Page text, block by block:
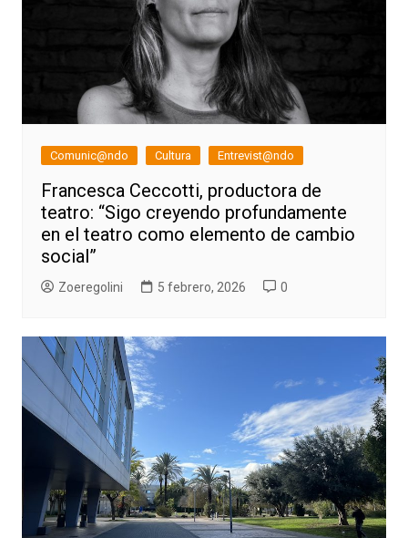
Comunic@ndo Cultura Entrevist@ndo
Francesca Ceccotti, productora de
teatro: “Sigo creyendo profundamente
en el teatro como elemento de cambio
social”
Zoeregolini 5 febrero, 2026 0